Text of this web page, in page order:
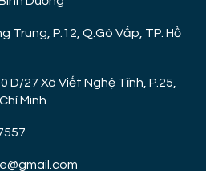
Trung, P.12, Q.Gò Vấp, TP. Hồ
D/27 Xô Viết Nghệ Tĩnh, P.25,
Minh